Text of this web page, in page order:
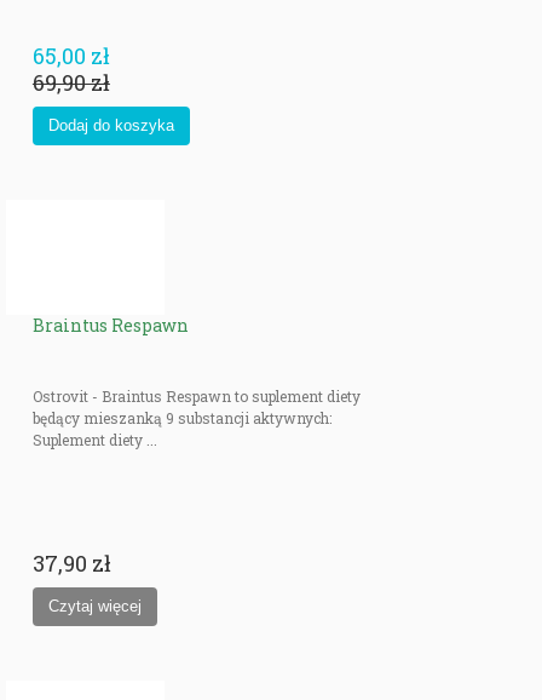
65,00 zł
69,90 zł
Braintus Respawn
Ostrovit - Braintus Respawn to suplement diety
będący mieszanką 9 substancji aktywnych:
Suplement diety ...
37,90 zł